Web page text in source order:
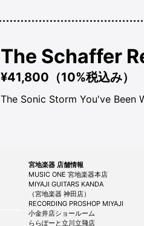
The Schaffer
¥41,800（10%税込み）
The Sonic Storm You've Been
宮地楽器 店舗情報
MUSIC ONE 宮地楽器本店
MIYAJI GUITARS KANDA
（宮地楽器 神田店）
RECORDING PROSHOP MIYAJI
小金井店ショールーム
ららぽーと立川立飛店